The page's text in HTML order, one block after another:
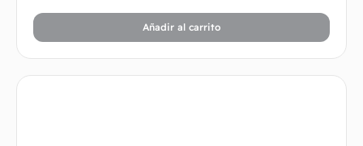
Añadir al carrito